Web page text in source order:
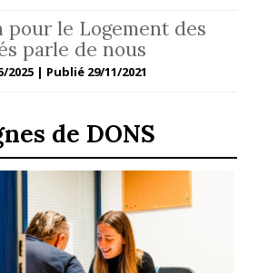
pour le Logement des
parle de nous
2025 | Publié 29/11/2021
de DONS